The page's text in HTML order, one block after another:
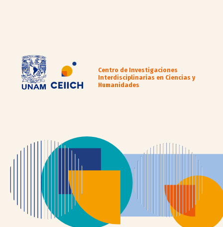
Centro de Investigaciones
Interdisciplinarias en Ciencias y
Humanidades